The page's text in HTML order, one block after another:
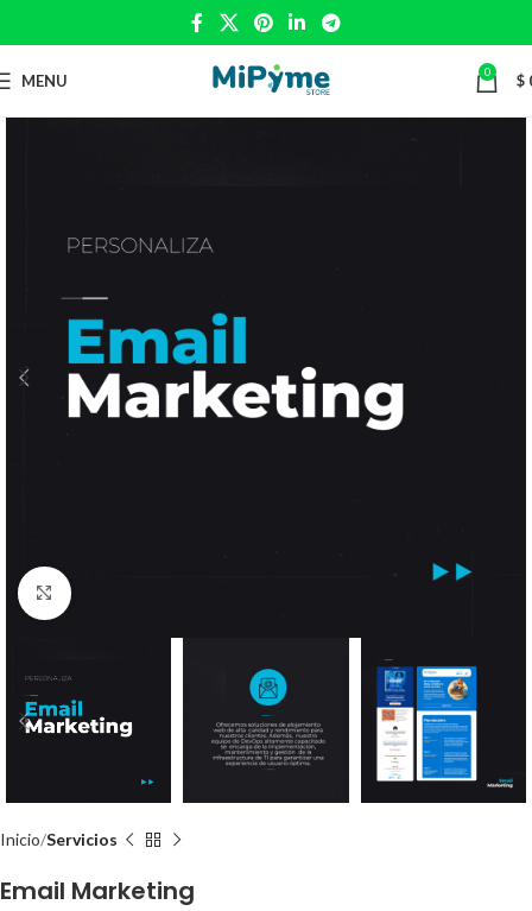
MENU 0 $
Click to enlarge
Inicio Servicios
Email Marketing